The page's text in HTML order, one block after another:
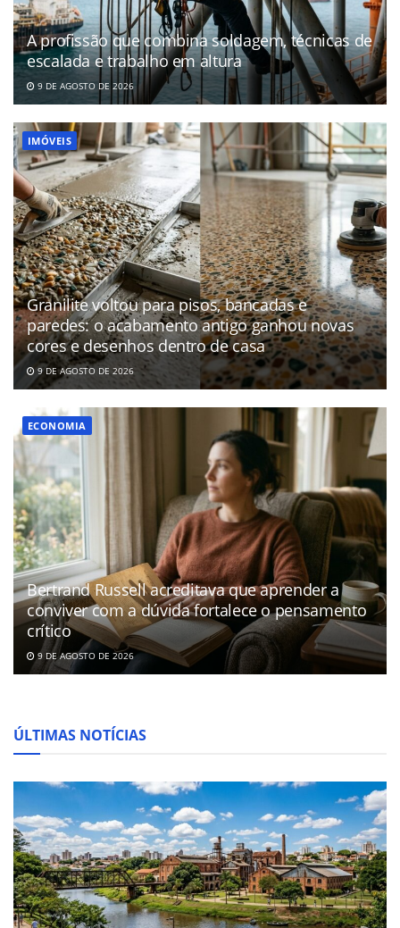
A profissão que combina soldagem, técnicas de
escalada e trabalho em altura
9 DE AGOSTO DE 2026
IMÓVEIS
Granilite voltou para pisos, bancadas e
paredes: o acabamento antigo ganhou novas
cores e desenhos dentro de casa
9 DE AGOSTO DE 2026
ECONOMIA
Bertrand Russell acreditava que aprender a
conviver com a dúvida fortalece o pensamento
crítico
9 DE AGOSTO DE 2026
ÚLTIMAS NOTÍCIAS